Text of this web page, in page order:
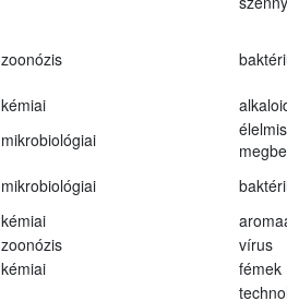
zoonózis
kémiai
mikrobiológiai
mikrobiológiai
kémiai
zoonózis
vírus
kémiai fémek